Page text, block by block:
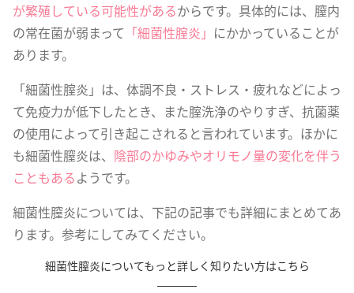
が繁殖している可能性があるからです。具体的には、膣内
の常在菌が弱まって 「細菌性腟炎」 にかかっていることが
あります。
「細菌性腟炎」は、体調不良・ストレス・疲れなどによっ
て免疫力が低下したとき、また腟洗浄のやりすぎ、抗菌薬
の使用によって引き起こされると言われています。ほかに
も細菌性膣炎は、 陰部のかゆみやオリモノ量の変化を伴う
こともあるようです。
細菌性膣炎については、下記の記事でも詳細にまとめてあ
ります。参考にしてみてください。
細菌性膣炎についてもっと詳しく知りたい方はこちら